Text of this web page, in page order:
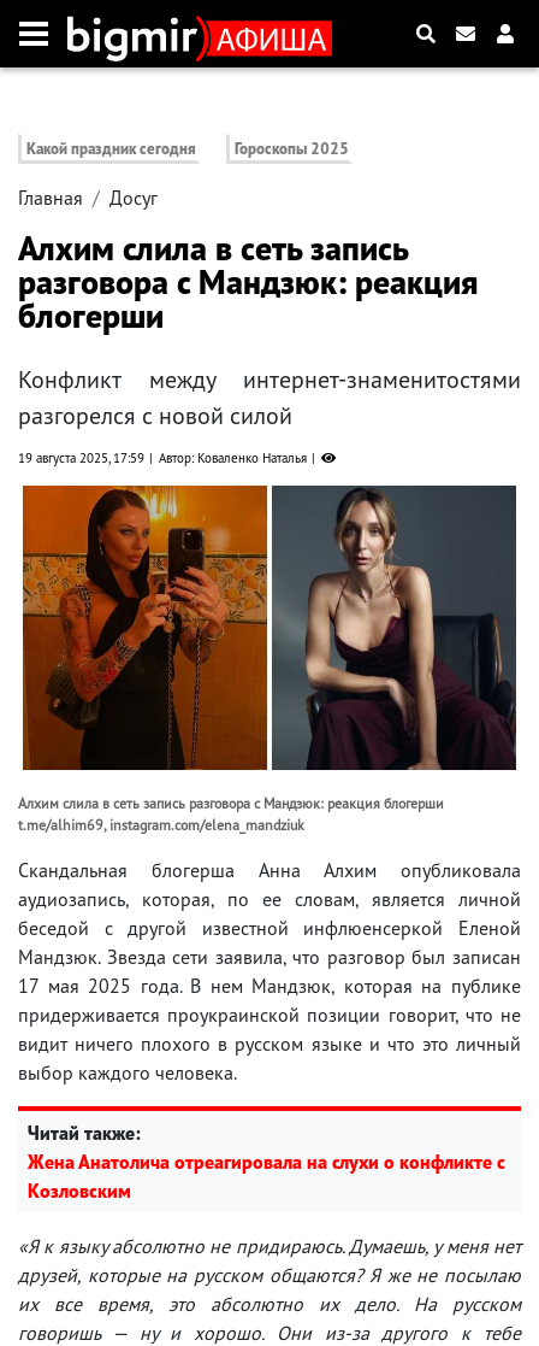
Какой праздник сегодня Гороскопы 2025
Главная Досуг
Алхим слила в сеть запись
разговора с Мандзюк: реакция
блогерши
Конфликт между интернет-знаменитостями
разгорелся с новой силой
19 августа 2025, 17:59 Автор: Коваленко Наталья
Алхим слила в сеть запись разговора с Мандзюк: реакция блогерши
t.me/alhim69, instagram.com/elena_mandziuk
Скандальная блогерша Анна Алхим опубликовала
аудиозапись, которая, по ее словам, является личной
беседой с другой известной инфлюенсеркой Еленой
Мандзюк. Звезда сети заявила, что разговор был записан
17 мая 2025 года. В нем Мандзюк, которая на публике
придерживается проукраинской позиции говорит, что не
видит ничего плохого в русском языке и что это личный
выбор каждого человека.
Читай также:
Жена Анатолича отреагировала на слухи о конфликте с
Козловским
«Я к языку абсолютно не придираюсь. Думаешь, у меня нет
друзей, которые на русском общаются? Я же не посылаю
их все время, это абсолютно их дело. На русском
говоришь — ну и хорошо. Они из-за другого к тебе